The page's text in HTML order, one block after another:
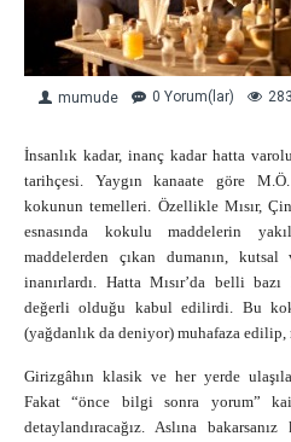
mumude 0 Yorum(lar)
İnsanlık kadar, inanç kadar hatta
tarihçesi. Yaygın kanaate göre
kokunun temelleri. Özellikle Mısır,
esnasında kokulu maddelerin
maddelerden çıkan dumanın, kutsal
inanırlardı. Hatta Mısır’da belli
değerli olduğu kabul edilirdi. Bu
(yağdanlık da deniyor) muhafaza edilip,
Girizgâhın klasik ve her yerde
Fakat “önce bilgi sonra yorum”
detaylandıracağız. Aslına